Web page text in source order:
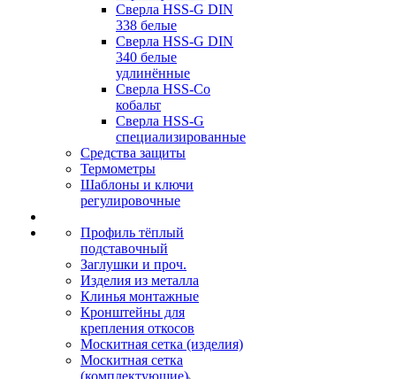
Сверла HSS-G DIN
338 белые
Сверла HSS-G DIN
340 белые
удлинённые
Сверла HSS-Co
кобальт
Сверла HSS-G
специализированные
Средства защиты
Термометры
Шаблоны и ключи
регулировочные
Профиль тёплый
подставочный
Заглушки и проч.
Изделия из металла
Клинья монтажные
Кронштейны для
крепления откосов
Москитная сетка (изделия)
Москитная сетка
(комплектующие)